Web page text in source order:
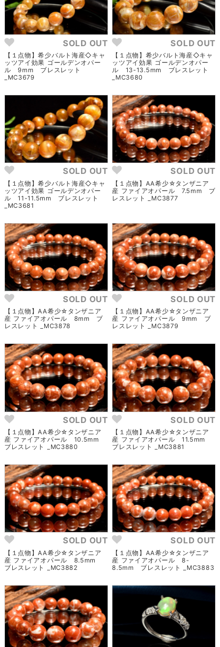
SOLD OUT
【１点物】希少バルト海産◇キャ
ッツアイ効果 ゴールデンオパー
ル 9mm ブレスレット
_MC3679
SOLD OUT
【１点物】希少バルト海産◇キャ
ッツアイ効果 ゴールデンオパー
ル 13-13.5mm ブレスレット
_MC3680
SOLD OUT
【１点物】希少バルト海産◇キャ
ッツアイ効果 ゴールデンオパー
ル 11-11.5mm ブレスレット
_MC3681
SOLD OUT
【１点物】AA希少☆タンザニア
産 ファイアオパール 7.5mm ブ
レスレット _MC3877
SOLD OUT
【１点物】AA希少☆タンザニア
産 ファイアオパール 8mm ブ
レスレット _MC3878
SOLD OUT
【１点物】AA希少☆タンザニア
産 ファイアオパール 9mm ブ
レスレット _MC3879
SOLD OUT
【１点物】AA希少☆タンザニア
産 ファイアオパール 10.5mm
ブレスレット _MC3880
SOLD OUT
【１点物】AA希少☆タンザニア
産 ファイアオパール 11.5mm
ブレスレット _MC3881
SOLD OUT
【１点物】AA希少☆タンザニア
産 ファイアオパール 8.5mm
ブレスレット _MC3882
SOLD OUT
【１点物】AA希少☆タンザニア
産 ファイアオパール 8-
8.5mm ブレスレット _MC3883